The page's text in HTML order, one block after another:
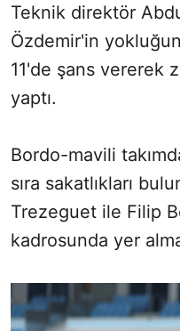
Teknik direktör
Özdemir'in
11'de şans vererek
yaptı.
Bordo-mavili
sıra sakatlıkları
Trezeguet ile Filip
kadrosunda yer